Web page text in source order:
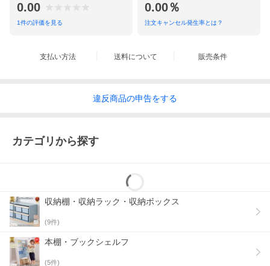
0.00
1件の評価を見る
0.00％
注文キャンセル発生率とは？
支払い方法 送料について 販売条件
違反商品の申告をする
カテゴリから探す
収納棚・収納ラック・収納ボックス
(9件)
本棚・ブックシェルフ
(5件)